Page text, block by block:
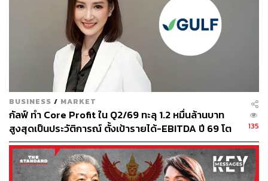
เจ้าตลาดแอบลุ้นเหนื่อย AIS ผู้ใช้งานลด 1.5% รายได้มือถือ
หดตัว แต่เน็ตบ้านโตต่อเนื่อง
เริ่มต้นที่ AIS (ADVANC) กันก่อน ในช่วงไตรมาส 3 ที่ผ่านมา
บริษัท แอดวานซ์ อินโฟร์ เซอร์วิส จำกัด (มหาชน) มีรายได้
รวมทั้งสิ้น 41,715 ล้านบาท ลดลงจากช่วงเวลาเดียวกันของปี
ที่แล้ว-6.7%ส่วนกำไรสุทธิอยู่ที่ 6,764 ล้านบาท ปรับลดจาก
ปีที่แล้วมากถึง-23%
BUSINESS / MARKET
กัลฟ์ ทำ Core Profit ใน Q2/69 ทะลุ 1.2 หมื่นล้านบาท
สูงสุดเป็นประวัติการณ์ ตั้งเป้ารายได้-EBITDA ปี 69 โต
12-15% พร้อมเข้าร่วม Direct PPA-โซลาร์ฟาร์มชุมชน
135